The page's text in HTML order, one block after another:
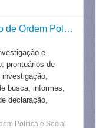
Departamento Autônomo de Ordem Política e Social do Estado do Rio de Janeiro
e
prontuários de
busca, informes,
declaração,
Política e Social